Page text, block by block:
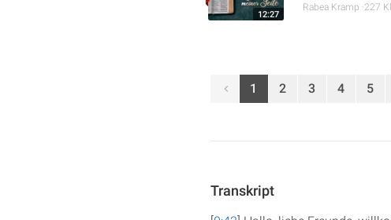
12:27
Rabea Kramp 227
1 2 3 4 5
Transkript